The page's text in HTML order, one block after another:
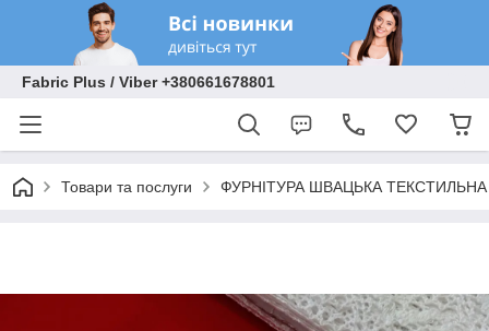
Fabric Plus / Viber +380661678801
Товари та послуги ФУРНІТУРА ШВАЦЬКА ТЕКСТИЛЬНА